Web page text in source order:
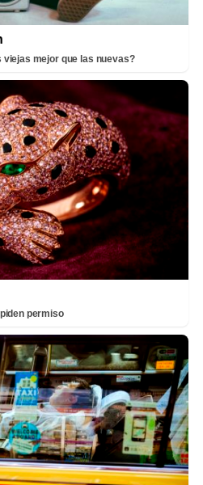
mejor que las nuevas?
permiso